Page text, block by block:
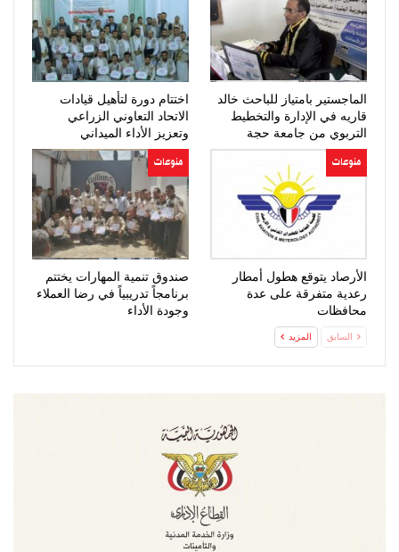
الماجستير بامتياز للباحث خالد
قاريه في الإدارة والتخطيط
التربوي من جامعة حجة
اختتام دورة لتأهيل قيادات
الاتحاد التعاوني الزراعي
وتعزيز الأداء الميداني
منوعات
الأرصاد يتوقع هطول أمطار
رعدية متفرقة على عدة
محافظات
منوعات
صندوق تنمية المهارات يختتم
برنامجاً تدريبياً في رضا العملاء
وجودة الأداء
السابق المزيد